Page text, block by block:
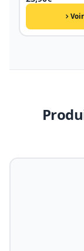
Voir